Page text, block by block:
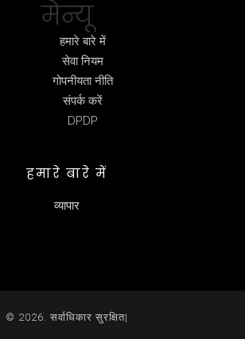
मेन्यू
हमारे बारे में
सेवा नियम
गोपनीयता नीति
संपर्क करें
DPDP
हमारे बारे में
व्यापार
© 2026. सर्वाधिकार सुरक्षित|